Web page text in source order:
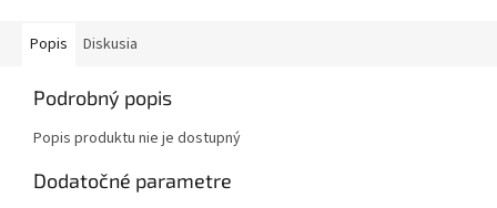
Popis Diskusia
Podrobný popis
Popis produktu nie je dostupný
Dodatočné parametre